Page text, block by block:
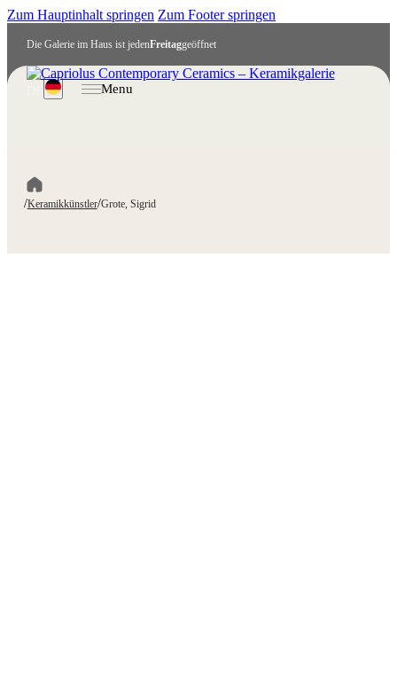
Zum Hauptinhalt springen Zum Footer springen
Die Galerie im Haus ist jedenFreitaggeöffnet
Menu
/Keramikkünstler/Grote, Sigrid